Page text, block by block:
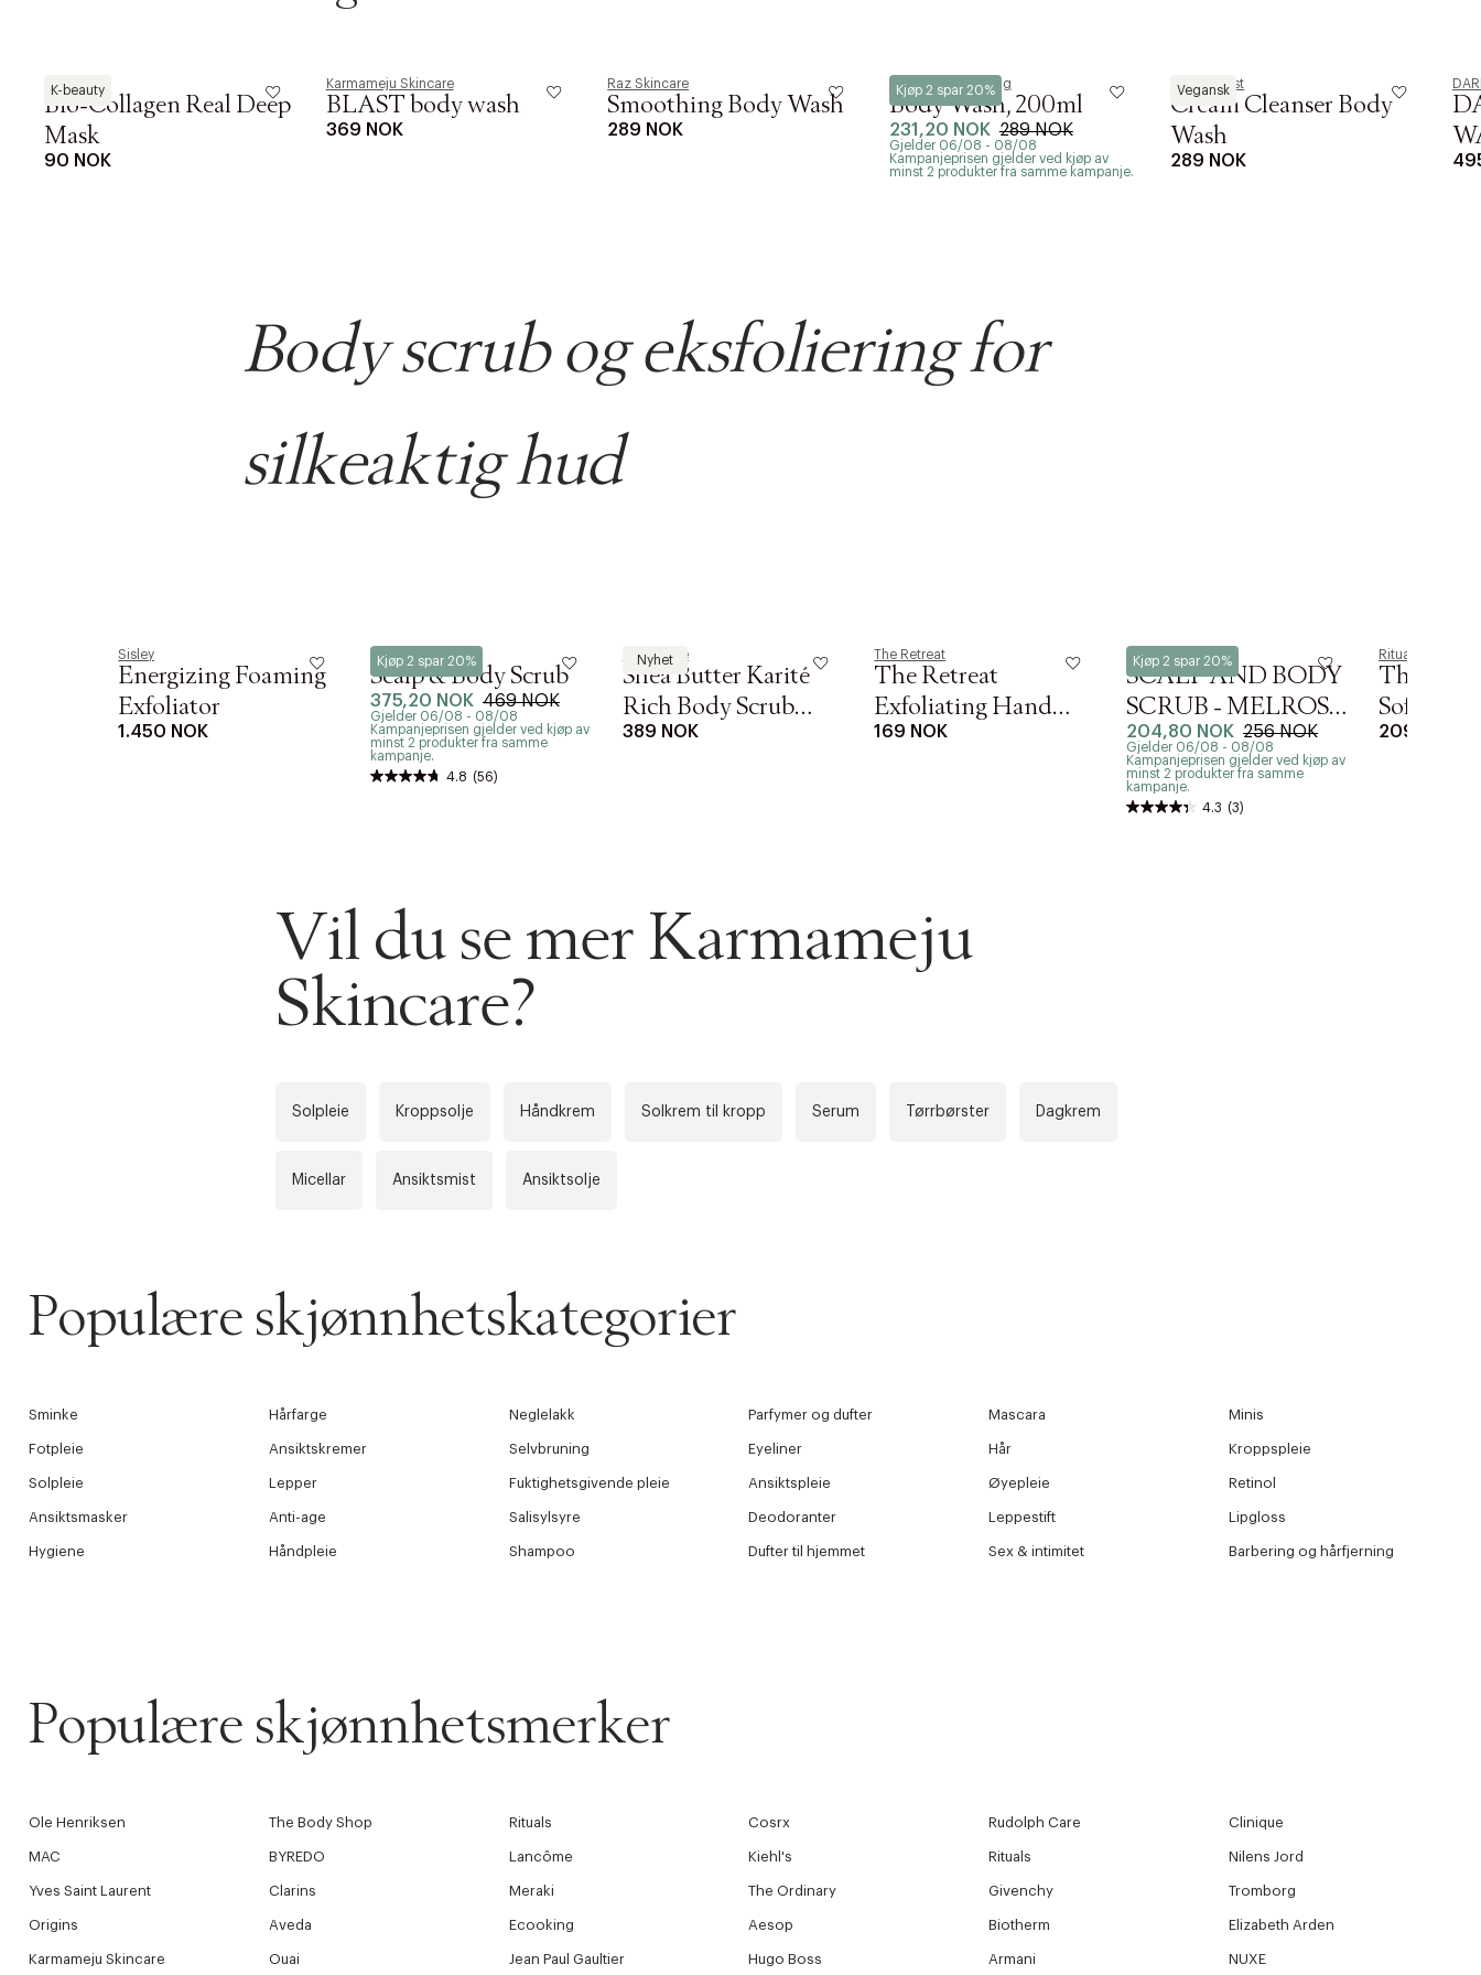
K-beauty
Biodance
Bio-Collagen Real Deep
Mask
90 NOK
Karmameju Skincare
BLAST body wash
369 NOK
Raz Skincare
Smoothing Body Wash
289 NOK
Kjøp 2 spar 20%
Lernberger Stafsing
Body Wash, 200ml
231,20 NOK 289 NOK
Gjelder 06/08 - 08/08
Kampanjeprisen gjelder ved kjøp av
minst 2 produkter fra samme kampanje.
Vegansk
Bodyologist
Cream Cleanser Body
Wash
289 NOK
Body scrub og eksfoliering for
silkeaktig hud
Sisley
Energizing Foaming
Exfoliator
1.450 NOK
Kjøp 2 spar 20%
Ouai
Scalp & Body Scrub
375,20 NOK 469 NOK
Gjelder 06/08 - 08/08
Kampanjeprisen gjelder ved kjøp av
minst 2 produkter fra samme
kampanje.
4.8 (56)
Nyhet
L'Occitane
Shea Butter Karité
Rich Body Scrub
200ml
389 NOK
The Retreat
The Retreat
Exfoliating Hand
Wash
169 NOK
Kjøp 2 spar 20%
Ouai
SCALP AND BODY
SCRUB - MELROSE
PLACE - TRAVEL
SIZE
204,80 NOK 256 NOK
Gjelder 06/08 - 08/08
Kampanjeprisen gjelder ved kjøp av
minst 2 produkter fra samme
kampanje.
4.3 (3)
Rituals
The
Scrub
209 NOK
Vil du se mer Karmameju
Skincare?
Solpleie Kroppsolje Håndkrem Solkrem til kropp Serum Tørrbørster Dagkrem
Micellar Ansiktsmist Ansiktsolje
Populære skjønnhetskategorier
Sminke Hårfarge Neglelakk Parfymer og dufter Mascara Minis
Fotpleie Ansiktskremer Selvbruning Eyeliner Hår Kroppspleie
Solpleie Lepper Fuktighetsgivende pleie Ansiktspleie Øyepleie Retinol
Ansiktsmasker Anti-age Salisylsyre Deodoranter Leppestift Lipgloss
Hygiene Håndpleie Shampoo Dufter til hjemmet Sex & intimitet Barbering og hårfjerning
Populære skjønnhetsmerker
Ole Henriksen The Body Shop Rituals Cosrx Rudolph Care Clinique
MAC BYREDO Lancôme Kiehl's Rituals Nilens Jord
Yves Saint Laurent Clarins Meraki The Ordinary Givenchy Tromborg
Origins Aveda Ecooking Aesop Biotherm Elizabeth Arden
Karmameju Skincare Ouai Jean Paul Gaultier Hugo Boss Armani NUXE
Levering innen 2-5 virkedager.
TILFØY NYTT ØNSKE
Øv vi kan desværre ikke vise dig denne video. Tillad statistiske cookies for at kunne se
DESSVERRE KAN IKKE PRODUKTET BLI FUNNET